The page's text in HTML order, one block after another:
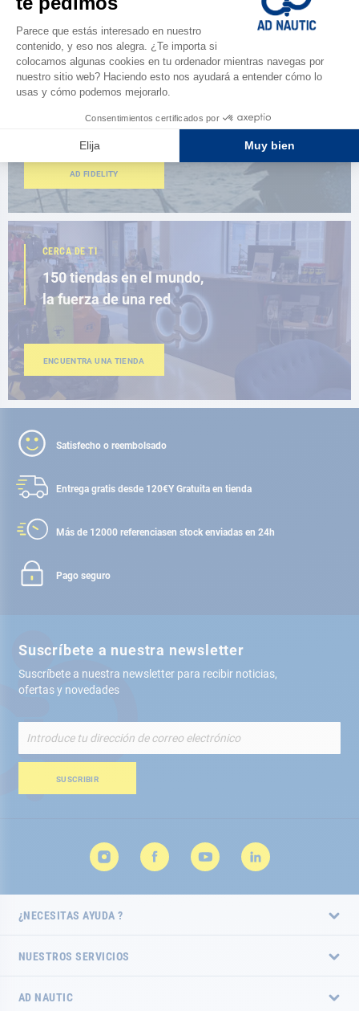
ESPACIO FIDELIDAD
¿Eres apasionado?
Benefíciate de ventajas exclusivas
AD FIDELITY
CERCA DE TI
150 tiendas en el mundo,
la fuerza de una red
ENCUENTRA UNA TIENDA
Satisfecho o reembolsado
Entrega gratis desde 120€Y Gratuita en tienda
Más de 12000 referenciasen stock enviadas en 24h
Pago seguro
Suscríbete a nuestra newsletter
Suscríbete a nuestra newsletter para recibir noticias,
ofertas y novedades
nuestro
de
SUSCRIBIR
¿NECESITAS AYUDA ?
NUESTROS SERVICIOS
AD NAUTIC